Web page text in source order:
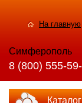
На главную
Симферополь
8 (800) 555-59-